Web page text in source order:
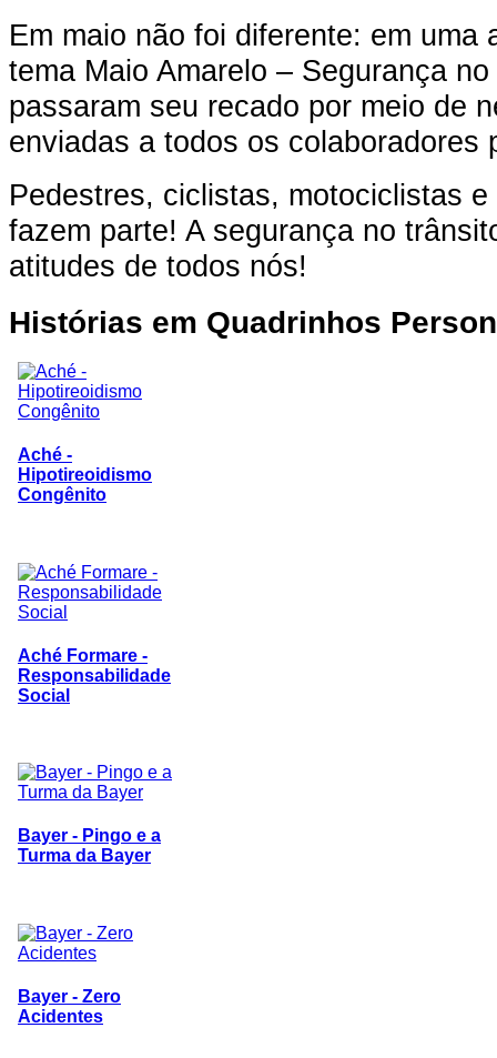
Em maio não foi diferente: em uma
tema Maio Amarelo – Segurança
passaram seu recado por meio de
enviadas a todos os colaboradores
Pedestres, ciclistas, motociclistas
fazem parte! A segurança no
atitudes de todos nós!
Histórias em Quadrinhos
Aché -
Hipotireoidismo
Congênito
Aché Formare -
Responsabilidade
Social
Bayer - Pingo e a
Turma da Bayer
Bayer - Zero
Acidentes